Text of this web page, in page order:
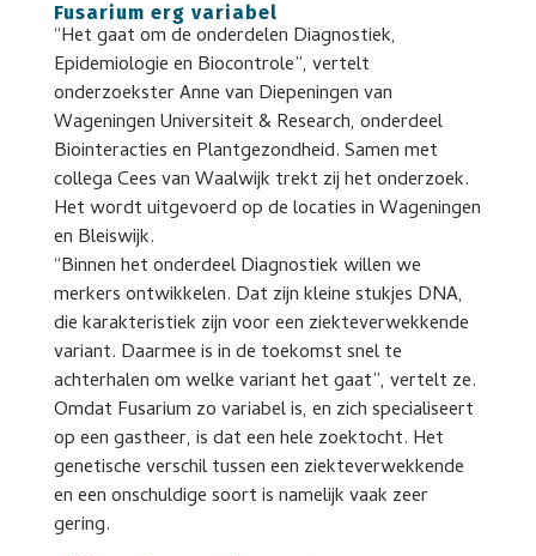
Fusarium erg variabel
“Het gaat om de onderdelen Diagnostiek,
Epidemiologie en Biocontrole”, vertelt
onderzoekster Anne van Diepeningen van
Wageningen Universiteit & Research, onderdeel
Biointeracties en Plantgezondheid. Samen met
collega Cees van Waalwijk trekt zij het onderzoek.
Het wordt uitgevoerd op de locaties in Wageningen
en Bleiswijk.
“Binnen het onderdeel Diagnostiek willen we
merkers ontwikkelen. Dat zijn kleine stukjes DNA,
die karakteristiek zijn voor een ziekteverwekkende
variant. Daarmee is in de toekomst snel te
achterhalen om welke variant het gaat”, vertelt ze.
Omdat Fusarium zo variabel is, en zich specialiseert
op een gastheer, is dat een hele zoektocht. Het
genetische verschil tussen een ziekteverwekkende
en een onschuldige soort is namelijk vaak zeer
gering.